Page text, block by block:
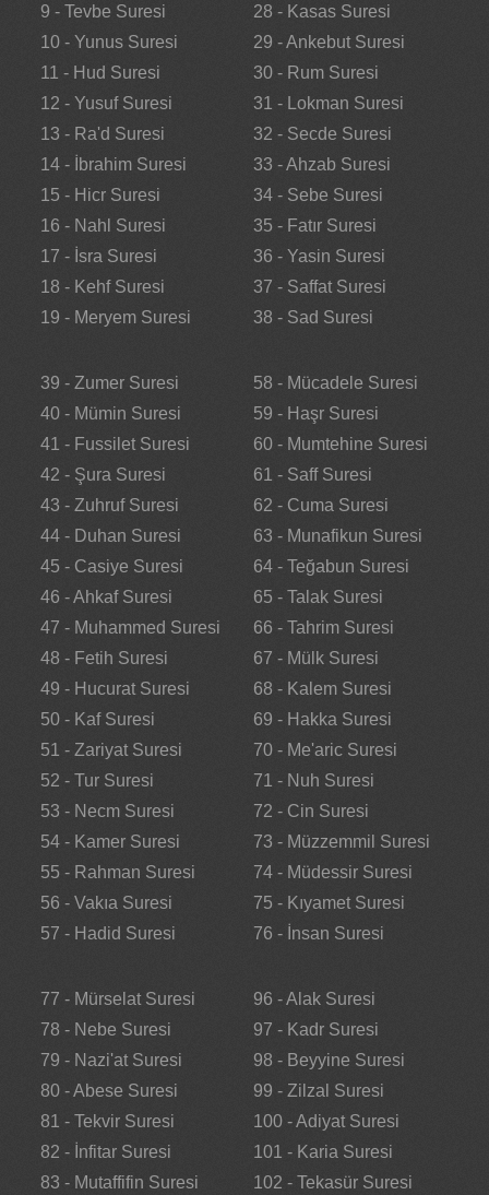
9 - Tevbe Suresi
10 - Yunus Suresi
11 - Hud Suresi
12 - Yusuf Suresi
13 - Ra'd Suresi
14 - İbrahim Suresi
15 - Hicr Suresi
16 - Nahl Suresi
17 - İsra Suresi
18 - Kehf Suresi
19 - Meryem Suresi
28 - Kasas Suresi
29 - Ankebut Suresi
30 - Rum Suresi
31 - Lokman Suresi
32 - Secde Suresi
33 - Ahzab Suresi
34 - Sebe Suresi
35 - Fatır Suresi
36 - Yasin Suresi
37 - Saffat Suresi
38 - Sad Suresi
39 - Zumer Suresi
40 - Mümin Suresi
41 - Fussilet Suresi
42 - Şura Suresi
43 - Zuhruf Suresi
44 - Duhan Suresi
45 - Casiye Suresi
46 - Ahkaf Suresi
47 - Muhammed Suresi
48 - Fetih Suresi
49 - Hucurat Suresi
50 - Kaf Suresi
51 - Zariyat Suresi
52 - Tur Suresi
53 - Necm Suresi
54 - Kamer Suresi
55 - Rahman Suresi
56 - Vakıa Suresi
57 - Hadid Suresi
58 - Mücadele Suresi
59 - Haşr Suresi
60 - Mumtehine Suresi
61 - Saff Suresi
62 - Cuma Suresi
63 - Munafikun Suresi
64 - Teğabun Suresi
65 - Talak Suresi
66 - Tahrim Suresi
67 - Mülk Suresi
68 - Kalem Suresi
69 - Hakka Suresi
70 - Me'aric Suresi
71 - Nuh Suresi
72 - Cin Suresi
73 - Müzzemmil Suresi
74 - Müdessir Suresi
75 - Kıyamet Suresi
76 - İnsan Suresi
77 - Mürselat Suresi
78 - Nebe Suresi
79 - Nazi'at Suresi
80 - Abese Suresi
81 - Tekvir Suresi
82 - İnfitar Suresi
83 - Mutaffifin Suresi
96 - Alak Suresi
97 - Kadr Suresi
98 - Beyyine Suresi
99 - Zilzal Suresi
100 - Adiyat Suresi
101 - Karia Suresi
102 - Tekasür Suresi